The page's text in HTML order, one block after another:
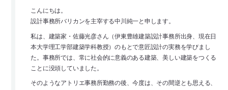
こんにちは。
設計事務所バリカンを主宰する中川純一と申します。
私は、建築家・佐藤光彦さん（伊東豊雄建築設計事務所出身、現在日
本大学理工学部建築学科教授）のもとで意匠設計の実務を学びまし
た。事務所では、常に社会的に意義のある建築、美しい建築をつくる
ことに没頭していました。
そのようなアトリエ事務所勤務の後、今度は、その間逆とも思える、